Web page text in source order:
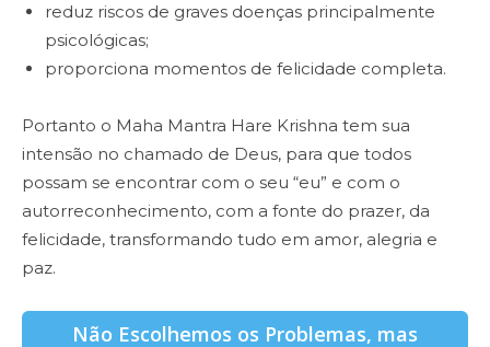
reduz riscos de graves doenças principalmente
psicológicas;
proporciona momentos de felicidade completa.
Portanto o Maha Mantra Hare Krishna tem sua
intensão no chamado de Deus, para que todos
possam se encontrar com o seu “eu” e com o
autorreconhecimento, com a fonte do prazer, da
felicidade, transformando tudo em amor, alegria e
paz.
Não Escolhemos os Problemas, mas